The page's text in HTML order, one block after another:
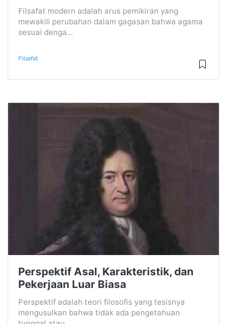
Filsafat modern adalah arus pemikiran yang
mewakili perubahan dalam gagasan bahwa agama
sesuai denga...
Filsafat
Perspektif Asal, Karakteristik, dan
Pekerjaan Luar Biasa
Perspektif adalah teori filosofis yang tesisnya
mengusulkan bahwa tidak ada pengetahuan